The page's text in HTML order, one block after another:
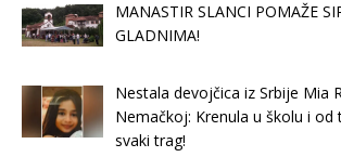
MANASTIR SLANCI POMAŽE
GLADNIMA!
Nestala devojčica iz Srbije Mia
Nemačkoj: Krenula u školu i od
svaki trag!